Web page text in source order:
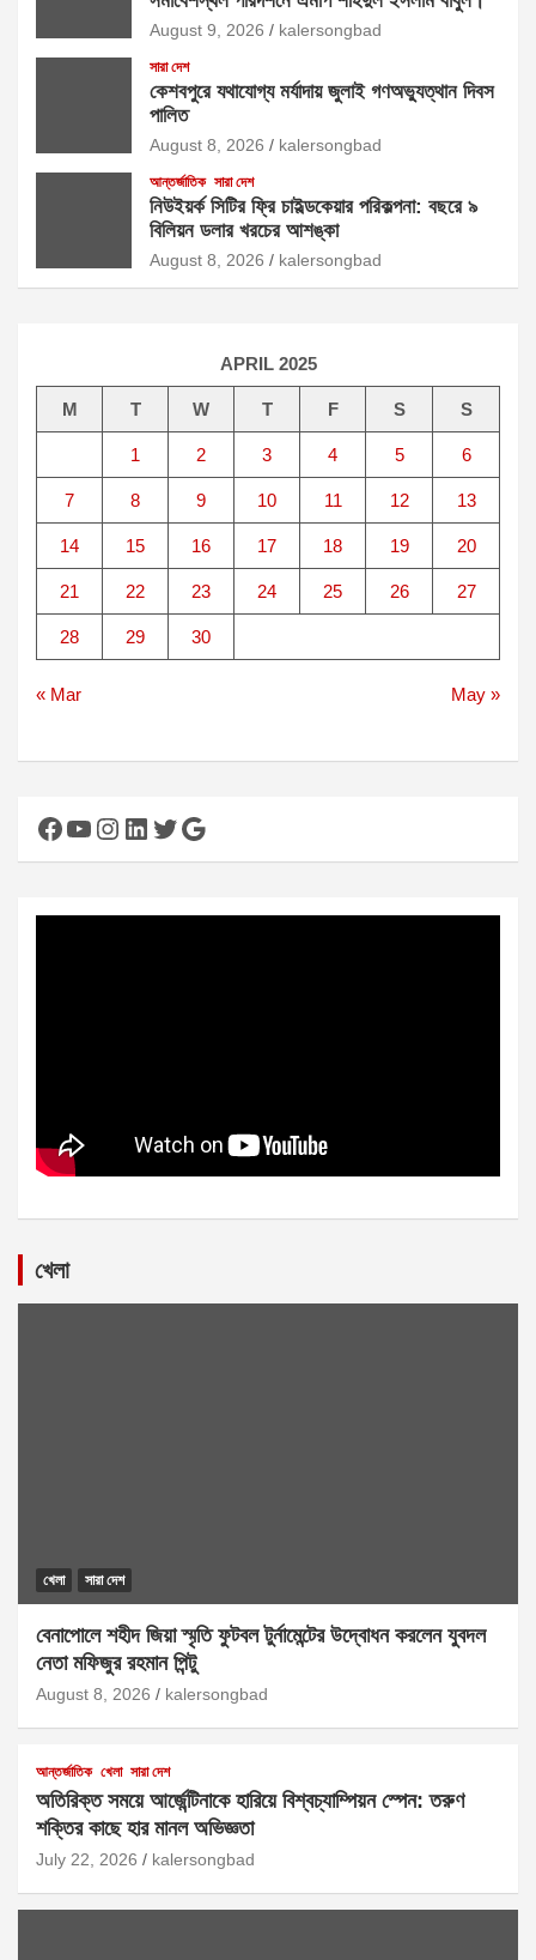
August 9, 2026 kalersongbad
সারা দেশ
কেশবপুরে যথাযোগ্য মর্যাদায় জুলাই গণঅভ্যুত্থান দিবস
পালিত
August 8, 2026 kalersongbad
আন্তর্জাতিক সারা দেশ
নিউইয়র্ক সিটির ফ্রি চাইল্ডকেয়ার পরিকল্পনা: বছরে ৯
বিলিয়ন ডলার খরচের আশঙ্কা
August 8, 2026 kalersongbad
APRIL 2025
M T W T F S S
1 2 3 4 5 6
7 8 9 10 11 12 13
14 15 16 17 18 19 20
21 22 23 24 25 26 27
28 29 30
« Mar May »
Facebook
YouTube
Instagram
LinkedIn
Twitter
Google
খেলা
খেলা সারা দেশ
বেনাপোলে শহীদ জিয়া স্মৃতি ফুটবল টুর্নামেন্টের উদ্বোধন করলেন যুবদল
নেতা মফিজুর রহমান পিন্টু
August 8, 2026 kalersongbad
আন্তর্জাতিক খেলা সারা দেশ
অতিরিক্ত সময়ে আর্জেন্টিনাকে হারিয়ে বিশ্বচ্যাম্পিয়ন স্পেন: তরুণ
শক্তির কাছে হার মানল অভিজ্ঞতা
July 22, 2026 kalersongbad